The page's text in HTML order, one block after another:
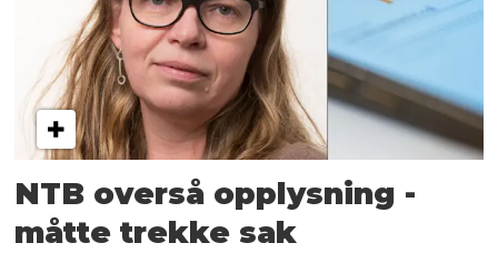
NTB overså opplysning -
måtte trekke sak